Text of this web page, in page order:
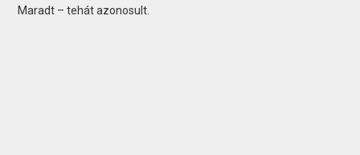
Maradt – tehát azonosult.